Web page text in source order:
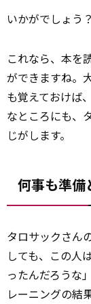
いかがでしょう？
これなら、本を
ができますね。
も覚えておけば
なところにも、
じがします。
何事も準備
タロサックさん
しても、この人
ったんだろうな
レーニングの結